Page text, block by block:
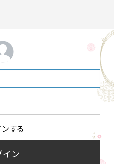
する
イン